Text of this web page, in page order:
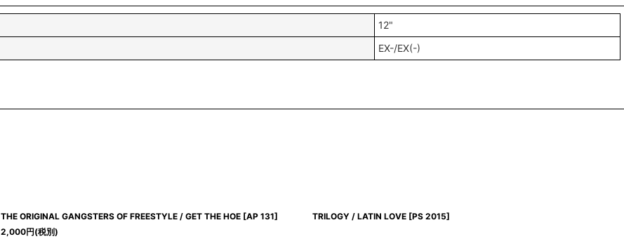
12"
EX-/EX(-)
THE ORIGINAL GANGSTERS OF FREESTYLE / GET THE HOE [AP 131]
2,000円(税別)
TRILOGY / LATIN LOVE [PS 2015]